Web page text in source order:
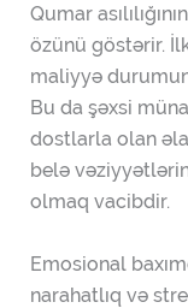
Qumar
özünü göstərir.
maliyyə
Bu da şəxsi
dostlarla olan
belə
olmaq vacibdir.
Emosional
narahatlıq və